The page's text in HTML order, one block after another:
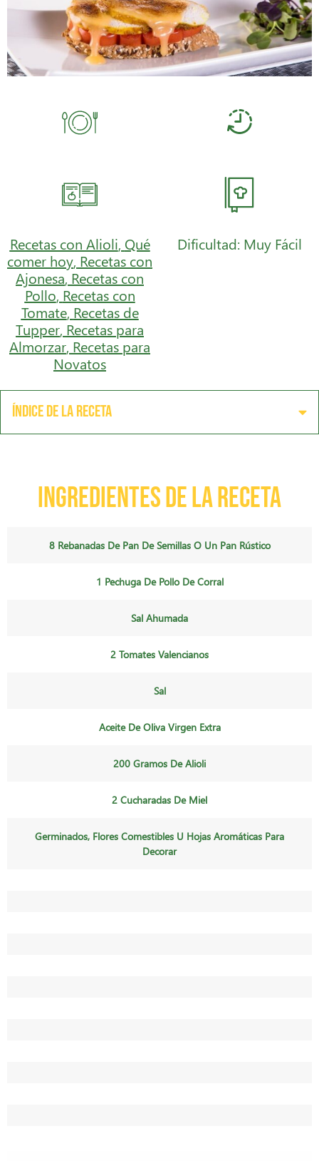
Recetas con Alioli, Qué
comer hoy, Recetas con
Ajonesa, Recetas con
Pollo, Recetas con
Tomate, Recetas de
Tupper, Recetas para
Almorzar, Recetas para
Novatos
Dificultad: Muy Fácil
Índice de la receta
Ingredientes de la receta
8 Rebanadas De Pan De Semillas O Un Pan Rústico
1 Pechuga De Pollo De Corral
Sal Ahumada
2 Tomates Valencianos
Sal
Aceite De Oliva Virgen Extra
200 Gramos De Alioli
2 Cucharadas De Miel
Germinados, Flores Comestibles U Hojas Aromáticas Para
Decorar